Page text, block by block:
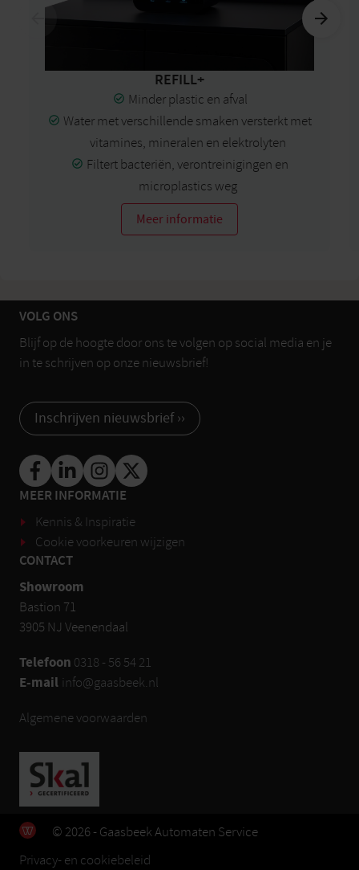
REFILL+
Minder plastic en afval
Water met verschillende smaken versterkt met
vitamines, mineralen en elektrolyten
Filtert bacteriën, verontreinigingen en
microplastics weg
Meer informatie
VOLG ONS
Blijf op de hoogte door ons te volgen op social media en je
in te schrijven op onze nieuwsbrief!
Inschrijven nieuwsbrief ››
MEER INFORMATIE
Kennis & Inspiratie
Cookie voorkeuren wijzigen
CONTACT
Showroom
Bastion 71
3905 NJ Veenendaal
Telefoon 0318 - 56 54 21
E-mail info@gaasbeek.nl
Algemene voorwaarden
© 2026 - Gaasbeek Automaten Service
Privacy- en cookiebeleid